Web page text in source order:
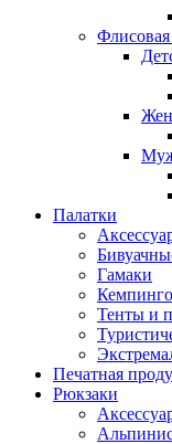
Палатки
Гамаки
Тенты и
Печатная
Рюкзаки